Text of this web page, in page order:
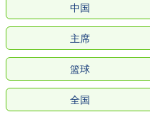
中国
主席
篮球
全国